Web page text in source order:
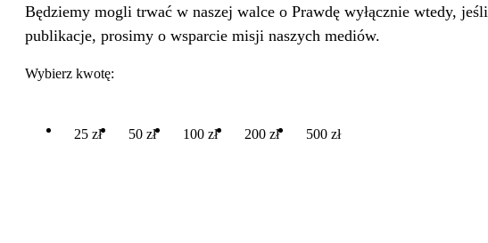
Będziemy mogli trwać w naszej walce o Prawdę wyłącznie wtedy,
publikacje, prosimy o wsparcie misji naszych mediów.
Wybierz kwotę:
25 zł 50 zł 100 zł 200 zł 500 zł